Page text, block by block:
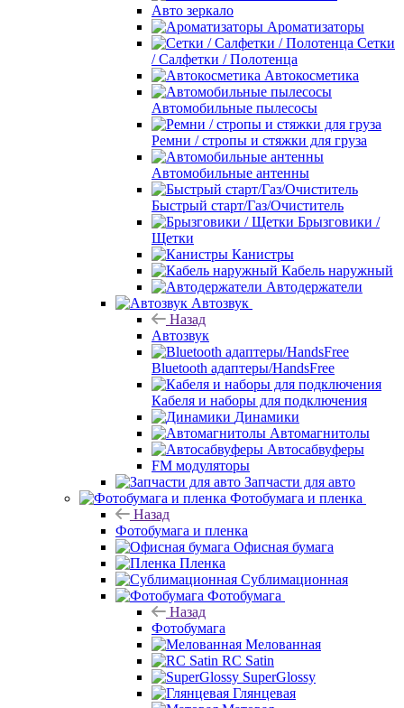
Авто зеркало
Ароматизаторы
Сетки
/ Салфетки / Полотенца
Автокосметика
Автомобильные пылесосы
Ремни / стропы и стяжки для груза
Автомобильные антенны
Быстрый старт/Газ/Очиститель
Брызговики /
Щетки
Канистры
Кабель наружный
Автодержатели
Автозвук
Назад
Автозвук
Bluetooth адаптеры/HandsFree
Кабеля и наборы для подключения
Динамики
Автомагнитолы
Автосабвуферы
FM модуляторы
Запчасти для авто
Фотобумага и пленка
Назад
Фотобумага и пленка
Офисная бумага
Пленка
Сублимационная
Фотобумага
Назад
Фотобумага
Мелованная
RC Satin
SuperGlossy
Глянцевая